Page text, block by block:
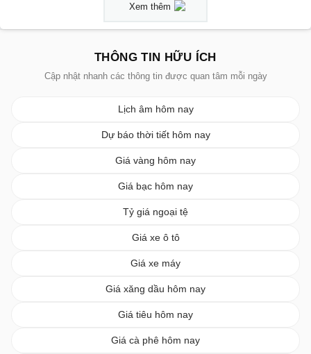
Xem thêm
THÔNG TIN HỮU ÍCH
Cập nhật nhanh các thông tin được quan tâm mỗi ngày
Lịch âm hôm nay
Dự báo thời tiết hôm nay
Giá vàng hôm nay
Giá bạc hôm nay
Tỷ giá ngoại tệ
Giá xe ô tô
Giá xe máy
Giá xăng dầu hôm nay
Giá tiêu hôm nay
Giá cà phê hôm nay